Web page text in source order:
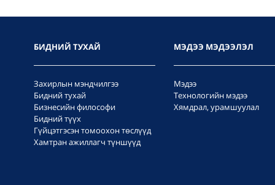
БИДНИЙ ТУХАЙ
Захирлын мэндчилгээ
Бидний тухай
Бизнесийн философи
Бидний түүх
Гүйцэтгэсэн томоохон төслүүд
Хамтран ажиллагч түншүүд
МЭДЭЭ МЭДЭЭЛЭЛ
Мэдээ
Технологийн мэдээ
Хямдрал, урамшуулал